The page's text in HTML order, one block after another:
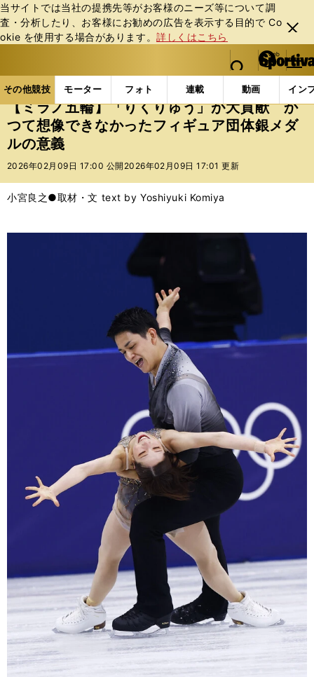
当サイトでは当社の提携先等がお客様のニーズ等について調
査・分析したり、お客様にお勧めの広告を表⽰する⽬的で Co
okie を使⽤する場合があります。詳しくはこちら
閉じ
る
web Sportiva (webスポルティーバ)
検索
マイペ
ー
ジ
メニュ
その他競技 モーター フォト 連載 動画 イン
ス
ポ
ル
テ
ー
バ
その他競技の記事一覧 フィギュア 【ミラノ五輪】
【ミラノ五輪】「りくりゅう」が大貢献 か
つて想像できなかったフィギュア団体銀メダ
ルの意義
2026年02月09日 17:00 公開 2026年02月09日 17:01 更新
小宮良之●取材・文 text by Yoshiyuki Komiya